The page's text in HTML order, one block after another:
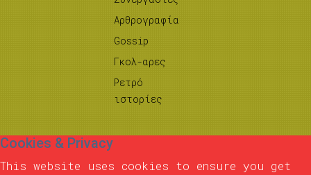
Αρθρογραφία
Gossip
Γκολ-αρες
Ρετρό
ιστορίες
Cookies & Privacy
This website uses cookies to ensure you get